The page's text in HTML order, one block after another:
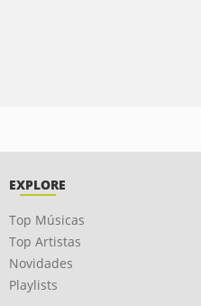
EXPLORE
Top Músicas
Top Artistas
Novidades
Playlists